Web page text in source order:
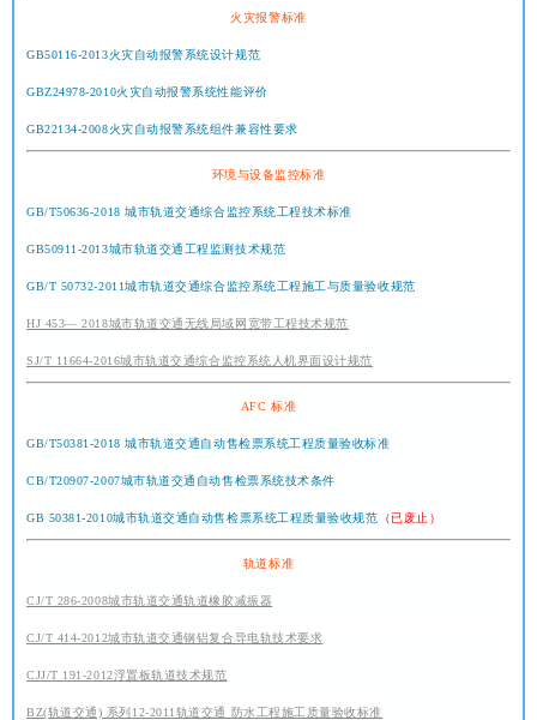
火灾报警标准
GB50116-2013火灾自动报警系统设计规范
GBZ24978-2010火灾自动报警系统性能评价
GB22134-2008火灾自动报警系统组件兼容性要求
环境与设备监控标准
GB/T50636-2018 城市轨道交通综合监控系统工程技术标准
GB50911-2013城市轨道交通工程监测技术规范
GB/T 50732-2011城市轨道交通综合监控系统工程施工与质量验收规范
HJ 453— 2018城市轨道交通无线局域网宽带工程技术规范
SJ/T 11664-2016城市轨道交通综合监控系统人机界面设计规范
AFC 标准
GB/T50381-2018 城市轨道交通自动售检票系统工程质量验收标准
CB/T20907-2007城市轨道交通自动售检票系统技术条件
GB 50381-2010城市轨道交通自动售检票系统工程质量验收规范 （已废止）
轨道标准
CJ/T 286-2008城市轨道交通轨道橡胶减振器
CJ/T 414-2012城市轨道交通钢铝复合导电轨技术要求
CJJ/T 191-2012浮置板轨道技术规范
BZ(轨道交通) 系列12-2011轨道交通 防水工程施工质量验收标准